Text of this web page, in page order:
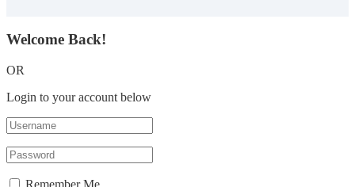
Welcome Back!
OR
Login to your account below